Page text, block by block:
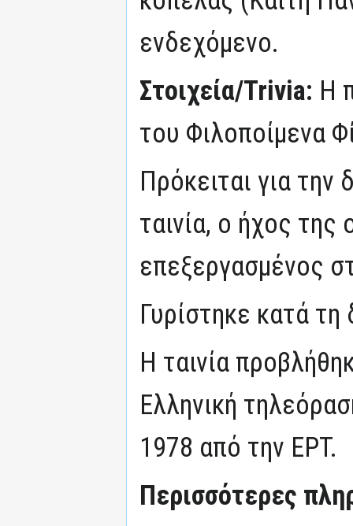
ενδεχόμενο.
Στοιχεία/Trivia: Η
του Φιλοποίμενα
Πρόκειται για την
ταινία, ο ήχος της
επεξεργασμένος
Γυρίστηκε κατά
Η ταινία
Ελληνική
1978 από την ΕΡΤ.
Περισσότερες